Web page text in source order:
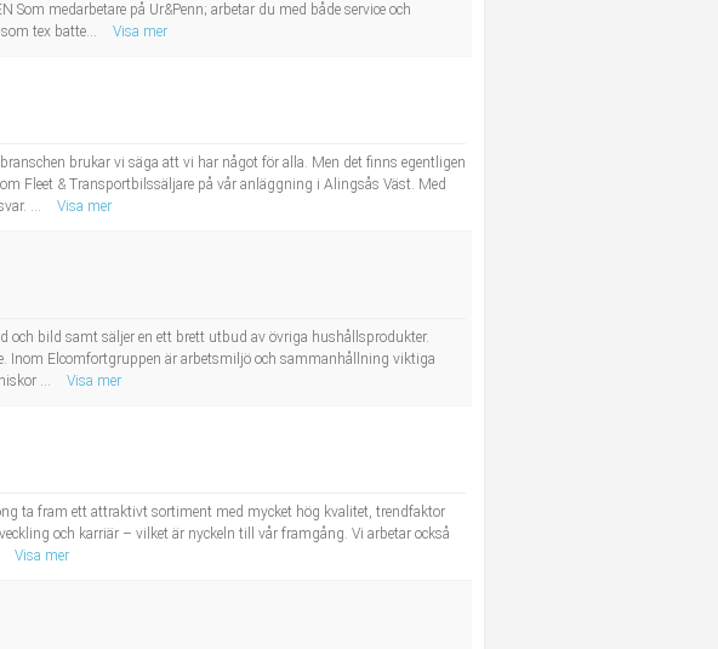
Som medarbetare på Ur&Penn; arbetar du med både service och
tex batte...
Visa mer
brukar vi säga att vi har något för alla. Men det finns egentligen
Fleet & Transportbilssäljare på vår anläggning i Alingsås Väst. Med
...
Visa mer
och bild samt säljer en ett brett utbud av övriga hushållsprodukter.
Inom Elcomfortgruppen är arbetsmiljö och sammanhållning viktiga
...
Visa mer
ta fram ett attraktivt sortiment med mycket hög kvalitet, trendfaktor
och karriär – vilket är nyckeln till vår framgång. Vi arbetar också
Visa mer